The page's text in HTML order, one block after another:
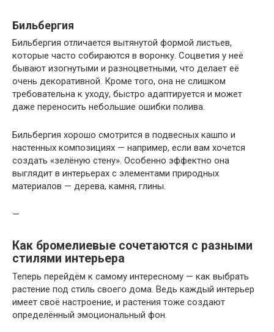
Бильбергия
Бильбергия отличается вытянутой формой листьев,
которые часто собираются в воронку. Соцветия у неё
бывают изогнутыми и разноцветными, что делает её
очень декоративной. Кроме того, она не слишком
требовательна к уходу, быстро адаптируется и может
даже переносить небольшие ошибки полива.
Бильбергия хорошо смотрится в подвесных кашпо и
настенных композициях — например, если вам хочется
создать «зелёную стену». Особенно эффектно она
выглядит в интерьерах с элементами природных
материалов — дерева, камня, глины.
—
Как бромелиевые сочетаются с разными
стилями интерьера
Теперь перейдём к самому интересному — как выбрать
растение под стиль своего дома. Ведь каждый интерьер
имеет своё настроение, и растения тоже создают
определённый эмоциональный фон.